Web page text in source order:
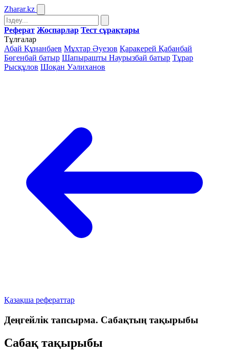
Zharar.kz
Реферат Жоспарлар Тест сұрақтары
Тұлғалар
Абай Құнанбаев Мұхтар Әуезов Қаракерей Қабанбай
Бөгенбай батыр Шапырашты Наурызбай батыр Тұрар
Рысқұлов Шоқан Уәлиханов
Қазақша рефераттар
Деңгейлік тапсырма. Сабақтың тақырыбы
Сабақ тақырыбы